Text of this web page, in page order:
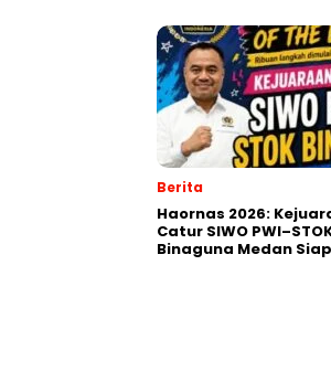
Berita
Haornas 2026:
Catur SIWO
Binaguna Medan